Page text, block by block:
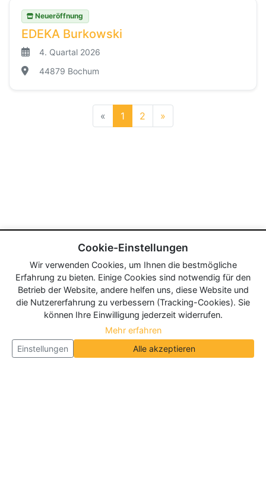
Neueröffnung
EDEKA Burkowski
4. Quartal 2026
44879 Bochum
« 1 2 »
Cookie-Einstellungen
Wir verwenden Cookies, um Ihnen die bestmögliche
Erfahrung zu bieten. Einige Cookies sind notwendig für den
Betrieb der Website, andere helfen uns, diese Website und
die Nutzererfahrung zu verbessern (Tracking-Cookies). Sie
können Ihre Einwilligung jederzeit widerrufen.
Mehr erfahren
Einstellungen
Alle akzeptieren